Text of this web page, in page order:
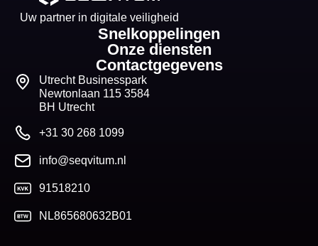
Uw partner in digitale veiligheid
Snelkoppelingen
Onze diensten
Contactgegevens
Utrecht Businesspark
Newtonlaan 115 3584
BH Utrecht
+31 30 268 1099
info@seqvitum.nl
91518210
NL865680632B01